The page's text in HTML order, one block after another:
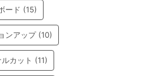
ード (15)
ンアップ(10)
カット (11)